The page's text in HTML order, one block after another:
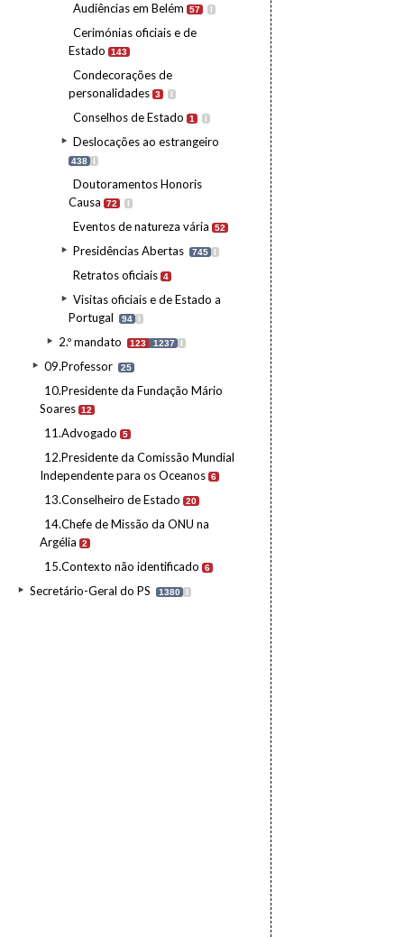
Audiências em Belém 57 I
Cerimónias oficiais e de
Estado
143
Condecorações de
personalidades 3 I
Conselhos de Estado 1 I
Deslocações ao estrangeiro
438 I
Doutoramentos Honoris
Causa
72 I
Eventos de natureza vária 52
Presidências Abertas 745 I
Retratos oficiais 4
Visitas oficiais e de Estado a
Portugal
94 I
2.º mandato 123 1237 I
09.Professor 25
10.Presidente da Fundação Mário
Soares 12
11.Advogado 5
12.Presidente da Comissão Mundial
Independente para os Oceanos 6
13.Conselheiro de Estado 20
14.Chefe de Missão da ONU na
Argélia
2
15.Contexto não identificado 6
Secretário-Geral do PS 1380 I